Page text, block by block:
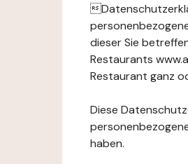
dieser Sie
Restaurants
Restaurant ganz
Diese
haben.